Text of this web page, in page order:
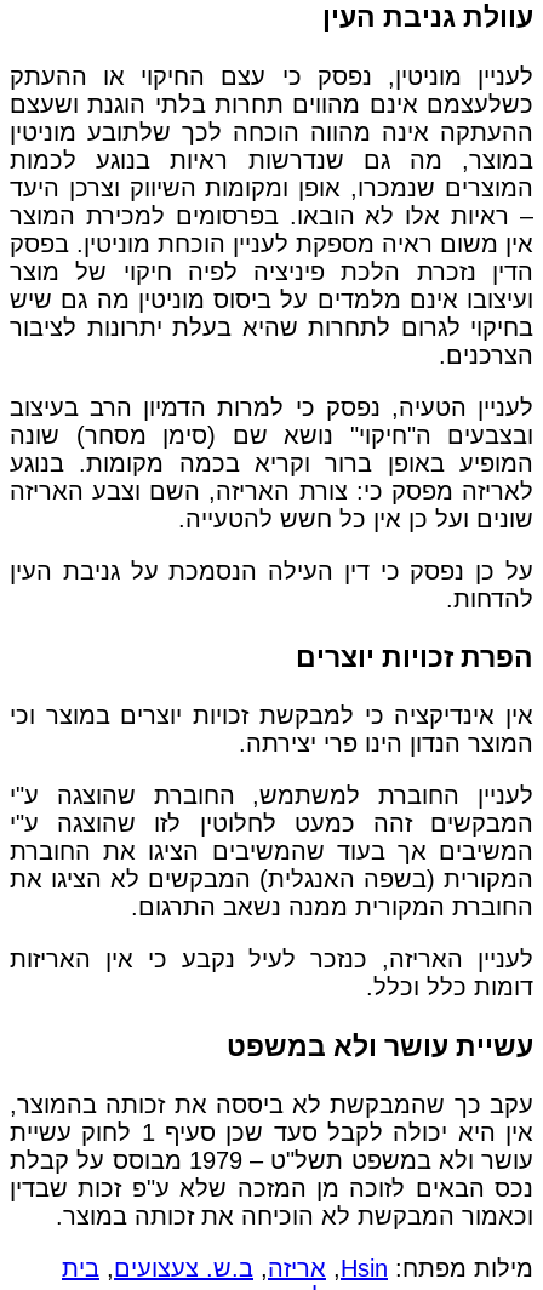
עוולת גניבת העין
לעניין מוניטין, נפסק כי עצם החיקוי או ההעתק
כשלעצמם אינם מהווים תחרות בלתי הוגנת ושעצם
ההעתקה אינה מהווה הוכחה לכך שלתובע מוניטין
במוצר, מה גם שנדרשות ראיות בנוגע לכמות
המוצרים שנמכרו, אופן ומקומות השיווק וצרכן היעד
– ראיות אלו לא הובאו. בפרסומים למכירת המוצר
אין משום ראיה מספקת לעניין הוכחת מוניטין. בפסק
הדין נזכרת הלכת פיניציה לפיה חיקוי של מוצר
ועיצובו אינם מלמדים על ביסוס מוניטין מה גם שיש
בחיקוי לגרום לתחרות שהיא בעלת יתרונות לציבור
הצרכנים.
לעניין הטעיה, נפסק כי למרות הדמיון הרב בעיצוב
ובצבעים ה"חיקוי" נושא שם (סימן מסחר) שונה
המופיע באופן ברור וקריא בכמה מקומות. בנוגע
לאריזה מפסק כי: צורת האריזה, השם וצבע האריזה
שונים ועל כן אין כל חשש להטעייה.
על כן נפסק כי דין העילה הנסמכת על גניבת העין
להדחות.
הפרת זכויות יוצרים
אין אינדיקציה כי למבקשת זכויות יוצרים במוצר וכי
המוצר הנדון הינו פרי יצירתה.
לעניין החוברת למשתמש, החוברת שהוצגה ע"י
המבקשים זהה כמעט לחלוטין לזו שהוצגה ע"י
המשיבים אך בעוד שהמשיבים הציגו את החוברת
המקורית (בשפה האנגלית) המבקשים לא הציגו את
החוברת המקורית ממנה נשאב התרגום.
לעניין האריזה, כנזכר לעיל נקבע כי אין האריזות
דומות כלל וכלל.
עשיית עושר ולא במשפט
עקב כך שהמבקשת לא ביססה את זכותה בהמוצר,
אין היא יכולה לקבל סעד שכן סעיף 1 לחוק עשיית
עושר ולא במשפט תשל"ט – 1979 מבוסס על קבלת
נכס הבאים לזוכה מן המזכה שלא ע"פ זכות שבדין
וכאמור המבקשת לא הוכיחה את זכותה במוצר.
מילות מפתח: Hsin
, אריזה, ב.ש. צעצועים, בית